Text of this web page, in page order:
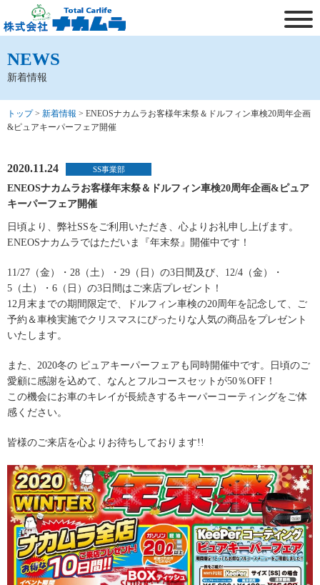
NEWS
新着情報
トップ> 新着情報 > ENEOSナカムラお客様年末祭＆ドルフィン車検20周年企画
&ピュアキーパーフェア開催
2020.11.24 SS事業部
ENEOSナカムラお客様年末祭＆ドルフィン車検20周年企画&ピュア
キーパーフェア開催
日頃より、弊社SSをご利用いただき、心よりお礼申し上げます。
ENEOSナカムラではただいま『年末祭』開催中です！
11/27（金）・28（土）・29（日）の3日間及び、12/4（金）・
5（土）・6（日）の3日間はご来店プレゼント！
12月末までの期間限定で、ドルフィン車検の20周年を記念して、ご
予約＆車検実施でクリスマスにぴったりな人気の商品をプレゼント
いたします。
また、2020冬の ピュアキーパーフェアも同時開催中です。日頃のご
愛顧に感謝を込めて、なんとフルコースセットが50％OFF！
この機会にお車のキレイが長続きするキーパーコーティングをご体
感ください。
皆様のご来店を心よりお待ちしております!!